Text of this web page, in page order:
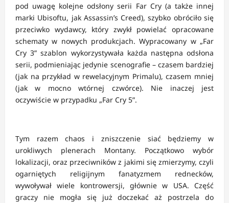
pod uwagę kolejne odsłony serii Far Cry (a także innej
marki Ubisoftu, jak Assassin’s Creed), szybko obróciło się
przeciwko wydawcy, który zwykł powielać opracowane
schematy w nowych produkcjach. Wypracowany w „Far
Cry 3” szablon wykorzystywała każda następna odsłona
serii, podmieniając jedynie scenografie – czasem bardziej
(jak na przykład w rewelacyjnym Primalu), czasem mniej
(jak w mocno wtórnej czwórce). Nie inaczej jest
oczywiście w przypadku „Far Cry 5”.
Tym razem chaos i zniszczenie siać będziemy w
urokliwych plenerach Montany. Początkowo wybór
lokalizacji, oraz przeciwników z jakimi się zmierzymy, czyli
ogarniętych religijnym fanatyzmem rednecków,
wywoływał wiele kontrowersji, głównie w USA. Część
graczy nie mogła się już doczekać aż postrzela do